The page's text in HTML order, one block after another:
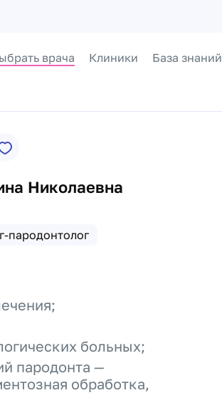
врача Клиники База знаний
Николаевна
пародонтолог
больных;
пародонта —
обработка,